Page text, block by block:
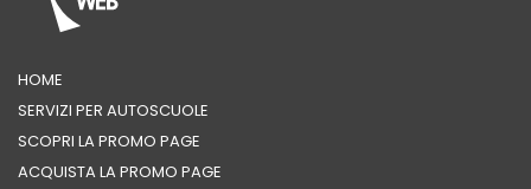
HOME
SERVIZI PER AUTOSCUOLE
SCOPRI LA PROMO PAGE
ACQUISTA LA PROMO PAGE